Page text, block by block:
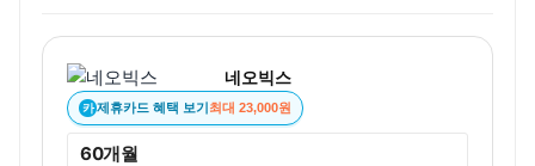
네오빅스
카 제휴카드 혜택 보기최대 23,000원
60개월